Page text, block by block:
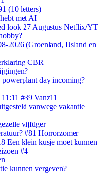
(10 letters)
met AI
look 27 Augustus Netflix/YT
2026 (Groenland, IJsland en
CBR
day incoming?
#39 Vanz11
vanwege vakantie
vijftiger
#81 Horrorzomer
Een klein kusje moet kunnen
#4
kunnen vergeven?